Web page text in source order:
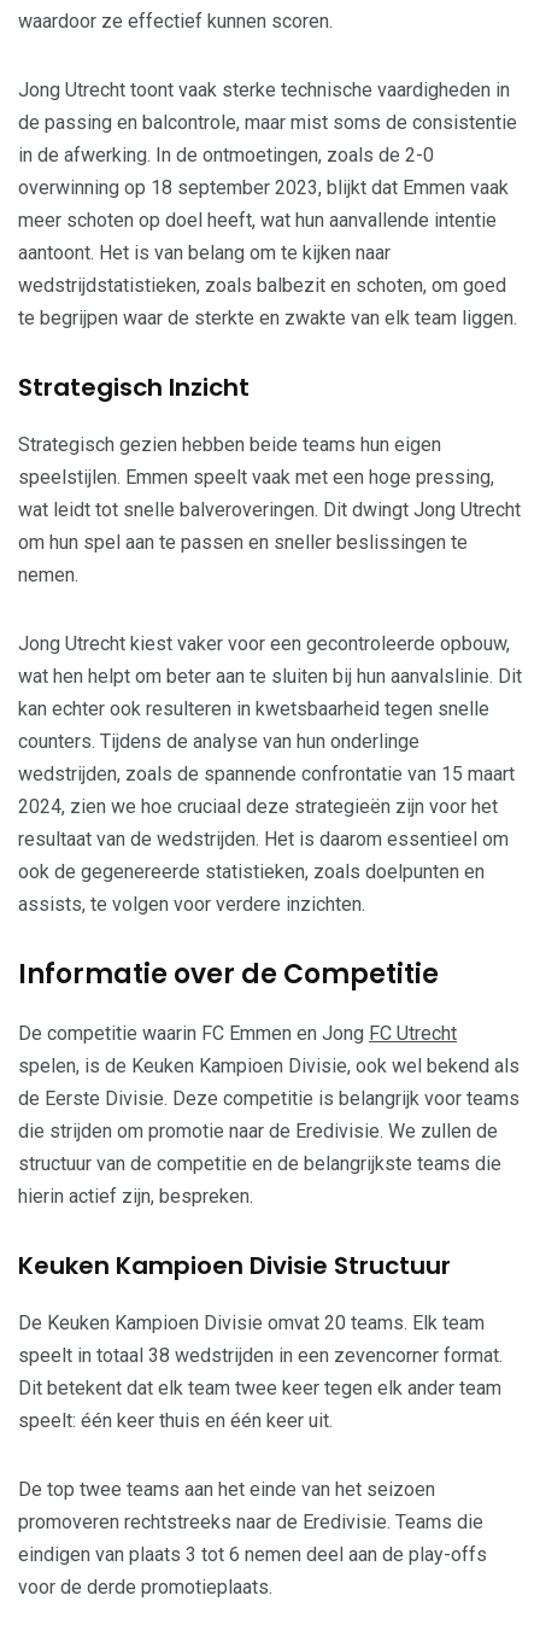
waardoor ze effectief kunnen scoren.
Jong Utrecht toont vaak sterke technische vaardigheden in
de passing en balcontrole, maar mist soms de consistentie
in de afwerking. In de ontmoetingen, zoals de 2-0
overwinning op 18 september 2023, blijkt dat Emmen vaak
meer schoten op doel heeft, wat hun aanvallende intentie
aantoont. Het is van belang om te kijken naar
wedstrijdstatistieken, zoals balbezit en schoten, om goed
te begrijpen waar de sterkte en zwakte van elk team liggen.
Strategisch Inzicht
Strategisch gezien hebben beide teams hun eigen
speelstijlen. Emmen speelt vaak met een hoge pressing,
wat leidt tot snelle balveroveringen. Dit dwingt Jong Utrecht
om hun spel aan te passen en sneller beslissingen te
nemen.
Jong Utrecht kiest vaker voor een gecontroleerde opbouw,
wat hen helpt om beter aan te sluiten bij hun aanvalslinie. Dit
kan echter ook resulteren in kwetsbaarheid tegen snelle
counters. Tijdens de analyse van hun onderlinge
wedstrijden, zoals de spannende confrontatie van 15 maart
2024, zien we hoe cruciaal deze strategieën zijn voor het
resultaat van de wedstrijden. Het is daarom essentieel om
ook de gegenereerde statistieken, zoals doelpunten en
assists, te volgen voor verdere inzichten.
Informatie over de Competitie
De competitie waarin FC Emmen en Jong FC Utrecht
spelen, is de Keuken Kampioen Divisie, ook wel bekend als
de Eerste Divisie. Deze competitie is belangrijk voor teams
die strijden om promotie naar de Eredivisie. We zullen de
structuur van de competitie en de belangrijkste teams die
hierin actief zijn, bespreken.
Keuken Kampioen Divisie Structuur
De Keuken Kampioen Divisie omvat 20 teams. Elk team
speelt in totaal 38 wedstrijden in een zevencorner format.
Dit betekent dat elk team twee keer tegen elk ander team
speelt: één keer thuis en één keer uit.
De top twee teams aan het einde van het seizoen
promoveren rechtstreeks naar de Eredivisie. Teams die
eindigen van plaats 3 tot 6 nemen deel aan de play-offs
voor de derde promotieplaats.